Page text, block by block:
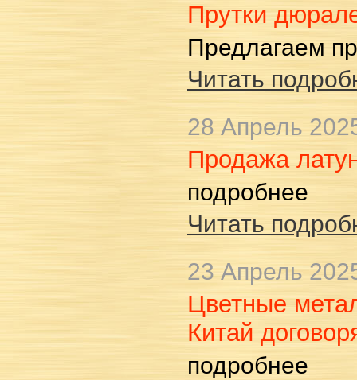
Прутки
Предлагаем
Читать
28 Апрель
Продажа
подробнее
Читать
23 Апрель
Цветные
Китай
подробнее